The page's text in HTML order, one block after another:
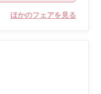
ほかのフェアを見る